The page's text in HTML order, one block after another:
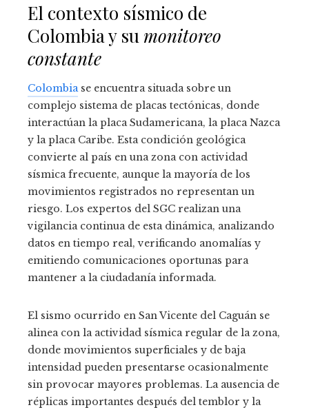
El contexto sísmico de
Colombia y su monitoreo
constante
Colombiase encuentra situada sobre un
complejo sistema de placas tectónicas, donde
interactúan la placa Sudamericana, la placa Nazca
y la placa Caribe. Esta condición geológica
convierte al país en una zona con actividad
sísmica frecuente, aunque la mayoría de los
movimientos registrados no representan un
riesgo. Los expertos del SGC realizan una
vigilancia continua de esta dinámica, analizando
datos en tiempo real, verificando anomalías y
emitiendo comunicaciones oportunas para
mantener a la ciudadanía informada.
El sismo ocurrido en San Vicente del Caguán se
alinea con la actividad sísmica regular de la zona,
donde movimientos superficiales y de baja
intensidad pueden presentarse ocasionalmente
sin provocar mayores problemas. La ausencia de
réplicas importantes después del temblor y la